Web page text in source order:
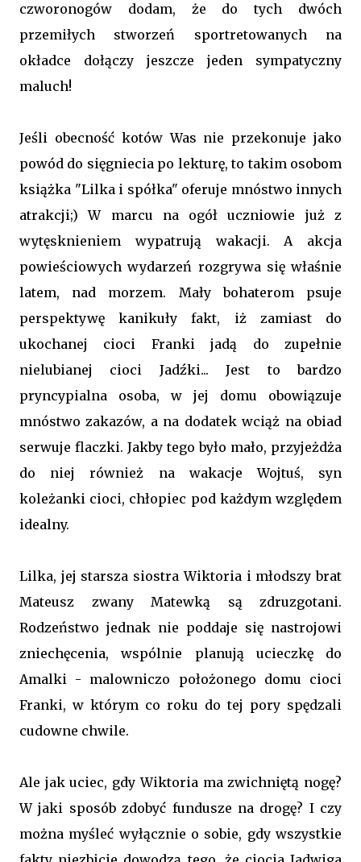
czworonogów dodam, że do tych dwóch
przemiłych stworzeń sportretowanych na
okładce dołączy jeszcze jeden sympatyczny
maluch!
Jeśli obecność kotów Was nie przekonuje jako
powód do sięgniecia po lekturę, to takim osobom
książka "Lilka i spółka" oferuje mnóstwo innych
atrakcji;) W marcu na ogół uczniowie już z
wytęsknieniem wypatrują wakacji. A akcja
powieściowych wydarzeń rozgrywa się właśnie
latem, nad morzem. Mały bohaterom psuje
perspektywę kanikuły fakt, iż zamiast do
ukochanej cioci Franki jadą do zupełnie
nielubianej cioci Jadźki... Jest to bardzo
pryncypialna osoba, w jej domu obowiązuje
mnóstwo zakazów, a na dodatek wciąż na obiad
serwuje flaczki. Jakby tego było mało, przyjeżdża
do niej również na wakacje Wojtuś, syn
koleżanki cioci, chłopiec pod każdym względem
idealny.
Lilka, jej starsza siostra Wiktoria i młodszy brat
Mateusz zwany Matewką są zdruzgotani.
Rodzeństwo jednak nie poddaje się nastrojowi
zniechęcenia, wspólnie planują ucieczkę do
Amalki - malowniczo położonego domu cioci
Franki, w którym co roku do tej pory spędzali
cudowne chwile.
Ale jak uciec, gdy Wiktoria ma zwichniętą nogę?
W jaki sposób zdobyć fundusze na drogę? I czy
można myśleć wyłącznie o sobie, gdy wszystkie